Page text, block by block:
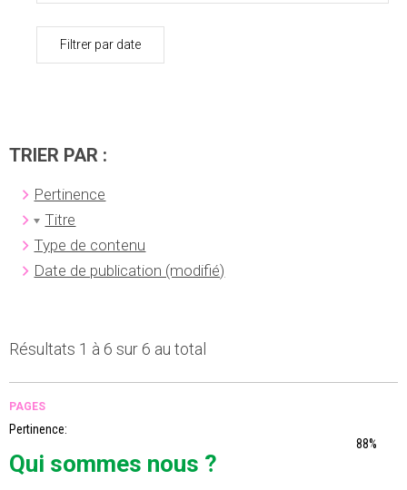
Filtrer par date
TRIER PAR :
Pertinence
Titre
Type de contenu
Date de publication (modifié)
Résultats 1 à 6 sur 6 au total
PAGES
Pertinence:
88%
Qui sommes nous ?